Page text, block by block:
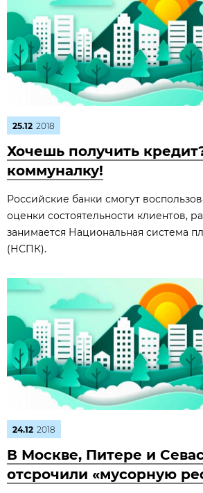
25.12 2018
Хочешь получить
коммуналку!
Российские банки смогут
оценки состоятельности клиентов,
занимается Национальная система
(НСПК).
24.12 2018
В Москве, Питере и
отсрочили «мусорную